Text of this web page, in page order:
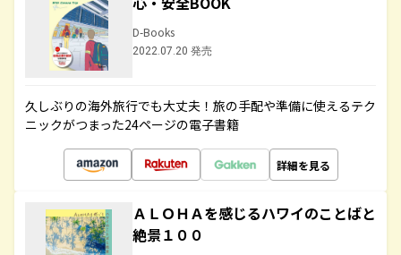
D-Books
2022.07.20 発売
久しぶりの海外旅行でも大丈夫！旅の手配や準備に使えるテク
ニックがつまった24ページの電子書籍
詳細を見る
ＡＬＯＨＡを感じるハワイのことばと
絶景１００